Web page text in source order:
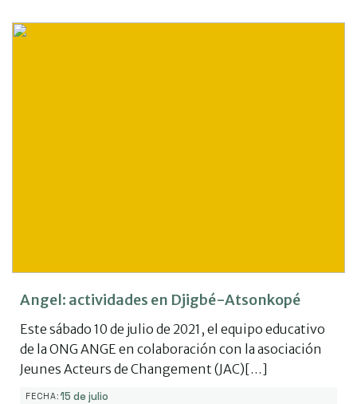
Angel: actividades en Djigbé-Atsonkopé
Este sábado 10 de julio de 2021, el equipo educativo
de la ONG ANGE en colaboración con la asociación
Jeunes Acteurs de Changement (JAC)[…]
FECHA:15 de julio